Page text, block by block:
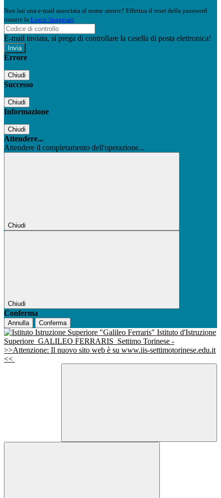
Non hai una e-mail associata al nome utente? Effettua il reset della password
tramite la Login Spaggiari
E-mail inviata, si prega di controllare la casella di posta elettronica!
Errore
Chiudi
Successo
Chiudi
Informazione
Chiudi
Attendere...
Attendere il completamento dell'operazione...
Chiudi
Chiudi
Conferma
Annulla Conferma
Istituto d'Istruzione
Superiore GALILEO FERRARIS Settimo Torinese -
>>Attenzione: Il nuovo sito web è su www.iis-settimotorinese.edu.it
<<